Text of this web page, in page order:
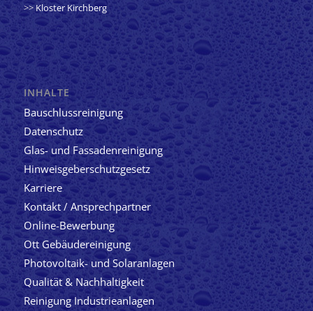
>>Kloster Kirchberg
INHALTE
Bauschlussreinigung
Datenschutz
Glas- und Fassadenreinigung
Hinweisgeberschutzgesetz
Karriere
Kontakt / Ansprechpartner
Online-Bewerbung
Ott Gebäudereinigung
Photovoltaik- und Solaranlagen
Qualität & Nachhaltigkeit
Reinigung Industrieanlagen